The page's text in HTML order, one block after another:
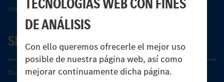
DE ANÁLISIS
Con ello queremos ofrecerle el mejor uso
posible de nuestra página web, así como
mejorar continuamente dicha página.
UNI-TOUCH®
SERVICIO
Días de Servicio del Unimog